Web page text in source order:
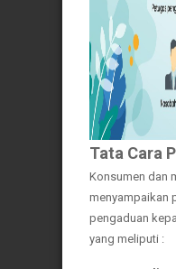
Tata Cara
Konsumen dan
menyampaikan
pengaduan
yang meliputi :